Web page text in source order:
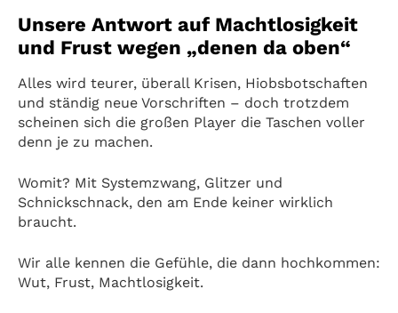
Unsere Antwort auf Machtlosigkeit
und Frust wegen „denen da oben“
Alles wird teurer, überall Krisen, Hiobsbotschaften
und ständig neue Vorschriften – doch trotzdem
scheinen sich die großen Player die Taschen voller
denn je zu machen.
Womit? Mit Systemzwang, Glitzer und
Schnickschnack, den am Ende keiner wirklich
braucht.
Wir alle kennen die Gefühle, die dann hochkommen:
Wut, Frust, Machtlosigkeit.